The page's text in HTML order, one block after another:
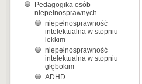
Pedagogika osób
niepełnosprawnych
niepełnosprawność
intelektualna w stopniu
lekkim
niepełnosprawność
intelektualna w stopniu
głębokim
ADHD